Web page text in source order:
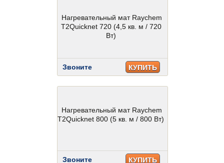
Нагревательный мат Raychem
T2Quicknet 720 (4,5 кв. м / 720
Вт)
Звоните КУПИТЬ
Нагревательный мат Raychem
T2Quicknet 800 (5 кв. м / 800 Вт)
Звоните КУПИТЬ